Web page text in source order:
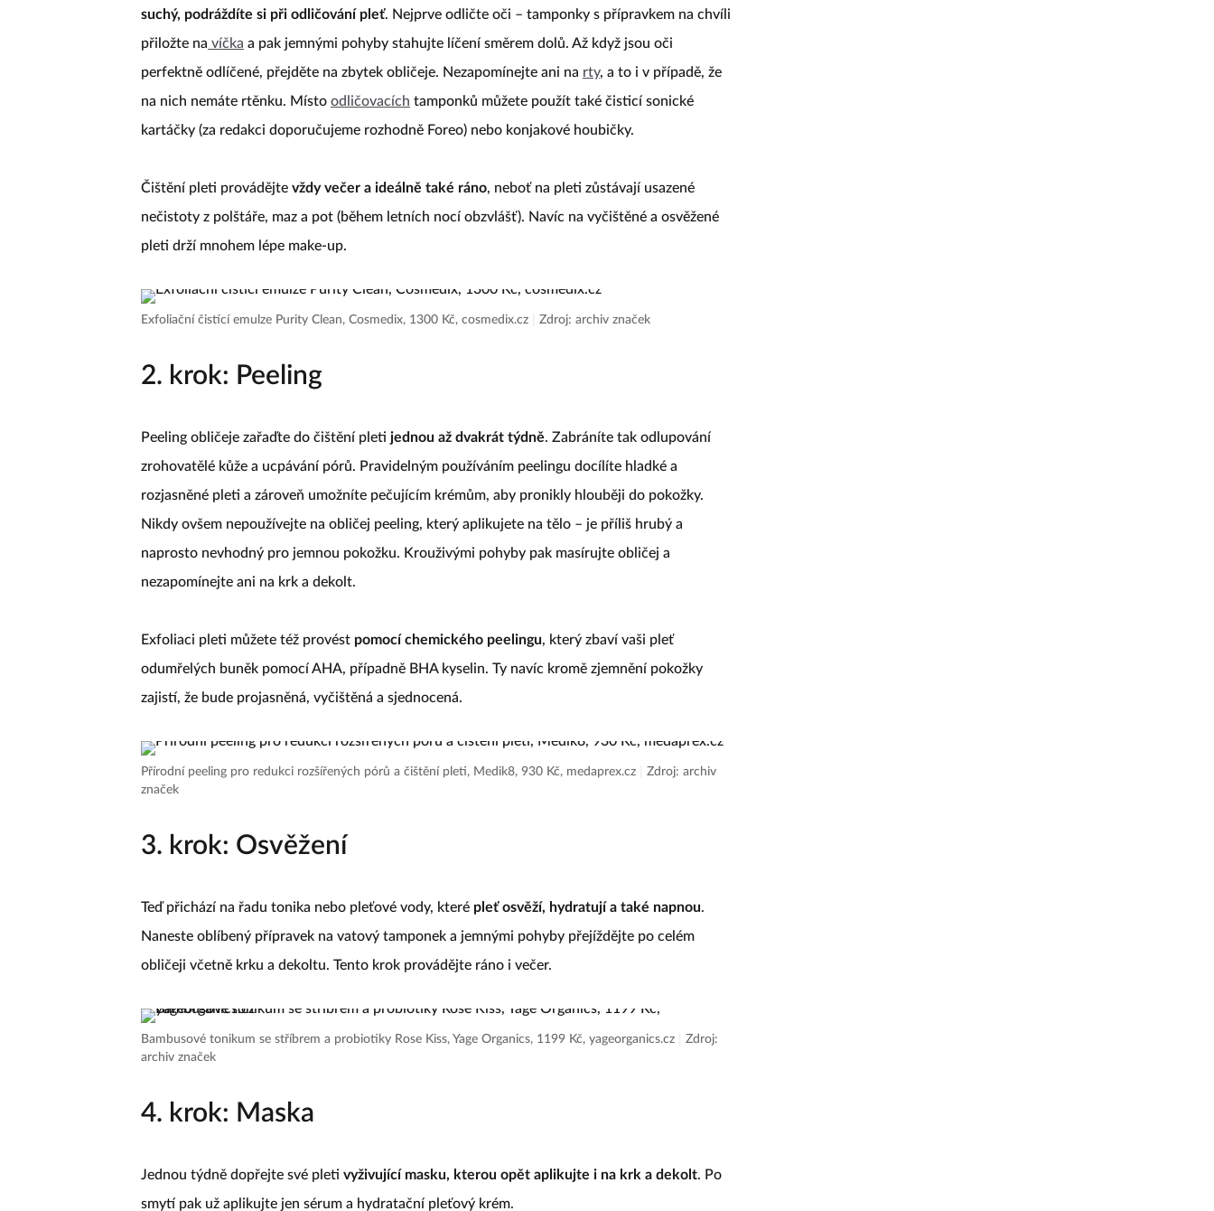
suchý, podráždíte si při odličování pleť. Nejprve odličte oči –⁠ tamponky s přípravkem na chvíli
přiložte na víčka a pak jemnými pohyby stahujte líčení směrem dolů. Až když jsou oči
perfektně odlíčené, přejděte na zbytek obličeje. Nezapomínejte ani na rty, a to i v případě, že
na nich nemáte rtěnku. Místo odličovacích tamponků můžete použít také čisticí sonické
kartáčky (za redakci doporučujeme rozhodně Foreo) nebo konjakové houbičky.
Čištění pleti provádějte vždy večer a ideálně také ráno, neboť na pleti zůstávají usazené
nečistoty z polštáře, maz a pot (během letních nocí obzvlášť). Navíc na vyčištěné a osvěžené
pleti drží mnohem lépe make-up.
Exfoliační čistící emulze Purity Clean, Cosmedix, 1300 Kč, cosmedix.cz Zdroj: archiv značek
2. krok: Peeling
Peeling obličeje zařaďte do čištění pleti jednou až dvakrát týdně. Zabráníte tak odlupování
zrohovatělé kůže a ucpávání pórů. Pravidelným používáním peelingu docílíte hladké a
rozjasněné pleti a zároveň umožníte pečujícím krémům, aby pronikly hlouběji do pokožky.
Nikdy ovšem nepoužívejte na obličej peeling, který aplikujete na tělo –⁠ je příliš hrubý a
naprosto nevhodný pro jemnou pokožku. Krouživými pohyby pak masírujte obličej a
nezapomínejte ani na krk a dekolt.
Exfoliaci pleti můžete též provést pomocí chemického peelingu, který zbaví vaši pleť
odumřelých buněk pomocí AHA, případně BHA kyselin. Ty navíc kromě zjemnění pokožky
zajistí, že bude projasněná, vyčištěná a sjednocená.
Přírodní peeling pro redukci rozšířených pórů a čištění pleti, Medik8, 930 Kč, medaprex.cz
Zdroj: archiv
značek
3. krok: Osvěžení
Teď přichází na řadu tonika nebo pleťové vody, které pleť osvěží, hydratují a také napnou.
Naneste oblíbený přípravek na vatový tamponek a jemnými pohyby přejíždějte po celém
obličeji včetně krku a dekoltu. Tento krok provádějte ráno i večer.
Bambusové tonikum se stříbrem a probiotiky Rose Kiss, Yage Organics, 1199 Kč, yageorganics.cz
Zdroj:
archiv značek
4. krok: Maska
Jednou týdně dopřejte své pleti vyživující masku, kterou opět aplikujte i na krk a dekolt. Po
smytí pak už aplikujte jen sérum a hydratační pleťový krém.